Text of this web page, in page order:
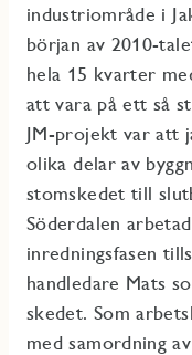
industriområde i
början av 2010-
hela 15 kvarter
att vara på ett så
JM-projekt var att
olika delar av
stomskedet till
Söderdalen
inredningsfasen
handledare Mats
skedet. Som
med samordning